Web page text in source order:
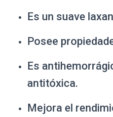
Es un suave
Posee
Es
antitóxica.
Mejora el